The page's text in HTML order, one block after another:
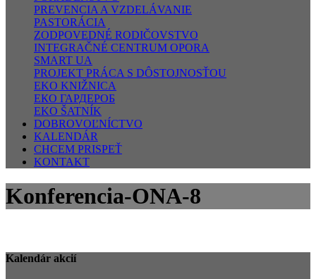
PREVENCIA A VZDELÁVANIE
PASTORÁCIA
ZODPOVEDNÉ RODIČOVSTVO
INTEGRAČNÉ CENTRUM OPORA
SMART UA
PROJEKT PRÁCA S DÔSTOJNOSŤOU
EKO KNIŽNICA
ЕКО ГАРДЕРОБ
EKO ŠATNÍK
DOBROVOĽNÍCTVO
KALENDÁR
CHCEM PRISPEŤ
KONTAKT
Konferencia-ONA-8
Kalendár akcií